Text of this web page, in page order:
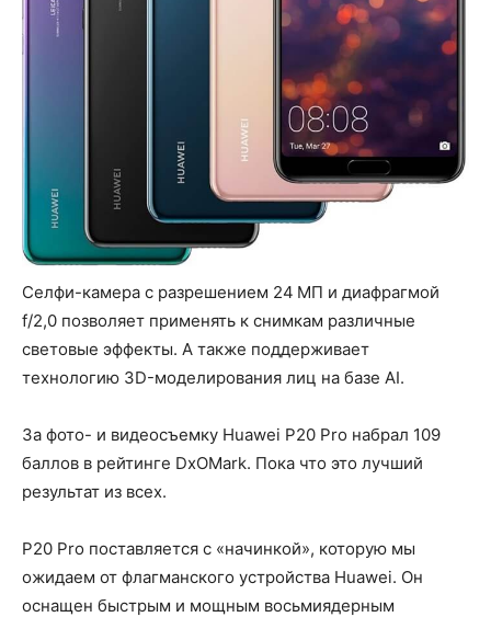
Селфи-камера с разрешением 24 МП и диафрагмой
f/2,0 позволяет применять к снимкам различные
световые эффекты. А также поддерживает
технологию 3D-моделирования лиц на базе AI.
За фото- и видеосъемку Huawei P20 Pro набрал 109
баллов в рейтинге DxOMark. Пока что это лучший
результат из всех.
P20 Pro поставляется с «начинкой», которую мы
ожидаем от флагманского устройства Huawei. Он
оснащен быстрым и мощным восьмиядерным